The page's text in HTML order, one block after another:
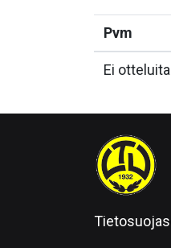
Pvm
Ei otteluita